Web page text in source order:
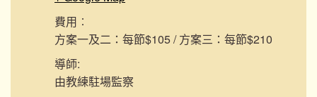
費用︰
方案一及二：每節$105 / 方案三：每節$210
導師:
由教練駐場監察